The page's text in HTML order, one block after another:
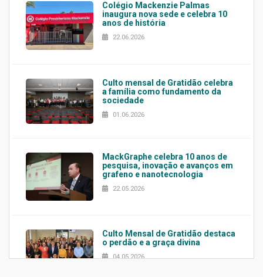
Colégio Mackenzie Palmas
inaugura nova sede e celebra 10
anos de história
22.06.2026
Culto mensal de Gratidão celebra
a família como fundamento da
sociedade
01.06.2026
MackGraphe celebra 10 anos de
pesquisa, inovação e avanços em
grafeno e nanotecnologia
22.05.2026
Culto Mensal de Gratidão destaca
o perdão e a graça divina
04.05.2026